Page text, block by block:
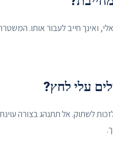
ואינך חייב לעבור אותו.
עלי לחץ?
לשתוק. אל תתנהג בצורה